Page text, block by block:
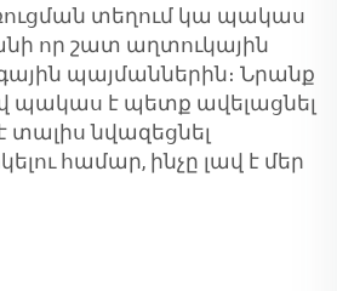
տեղում կա պակաս
որ շատ աղտուկային
պայմաններին։ Նրանք
պակաս է պետք ավելացնել
տալիս նվազեցնել
համար, ինչը լավ է մեր